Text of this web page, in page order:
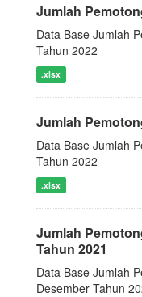
Jumlah
Data Base Jumlah
Tahun 2022
.xlsx
Jumlah
Data Base Jumlah
Tahun 2022
.xlsx
Jumlah
Tahun 2021
Data Base Jumlah
Desember Tahun